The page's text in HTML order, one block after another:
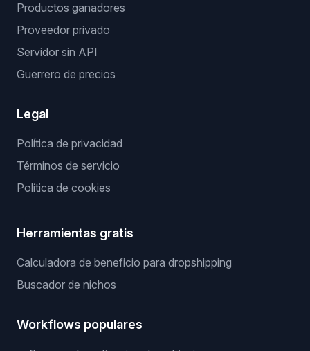
Productos ganadores
Proveedor privado
Servidor sin API
Guerrero de precios
Legal
Política de privacidad
Términos de servicio
Política de cookies
Herramientas gratis
Calculadora de beneficio para dropshipping
Buscador de nichos
Workflows populares